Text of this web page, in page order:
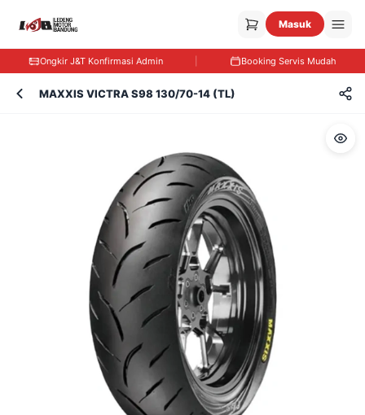
Masuk
Ongkir J&T Konfirmasi Admin Booking Servis Mudah
MAXXIS VICTRA S98 130/70-14 (TL)